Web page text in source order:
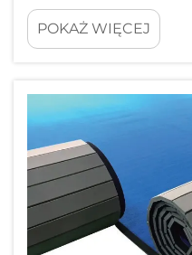
stabilności,
osiąganych
jednym z
wykonują złożone
POKAŻ WIĘCEJ